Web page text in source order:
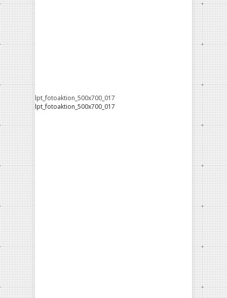
lpt_fotoaktion_500x700_017
lpt_fotoaktion_500x700_017